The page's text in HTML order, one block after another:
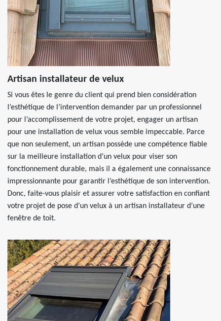
Artisan installateur de velux
Si vous êtes le genre du client qui prend bien considération
l’esthétique de l’intervention demander par un professionnel
pour l’accomplissement de votre projet, engager un artisan
pour une installation de velux vous semble impeccable. Parce
que non seulement, un artisan possède une compétence fiable
sur la meilleure installation d’un velux pour viser son
fonctionnement durable, mais il a également une connaissance
impressionnante pour garantir l’esthétique de son intervention.
Donc, faite-vous plaisir et assurer votre satisfaction en confiant
votre projet de pose d’un velux à un artisan installateur d’une
fenêtre de toit.